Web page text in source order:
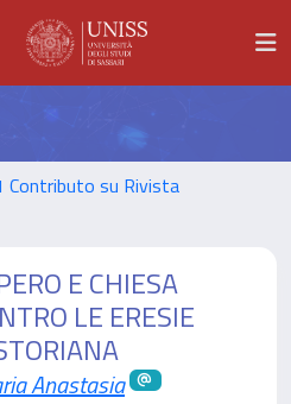
Contributo su Rivista
E CHIESA
LE ERESIE
Anastasia